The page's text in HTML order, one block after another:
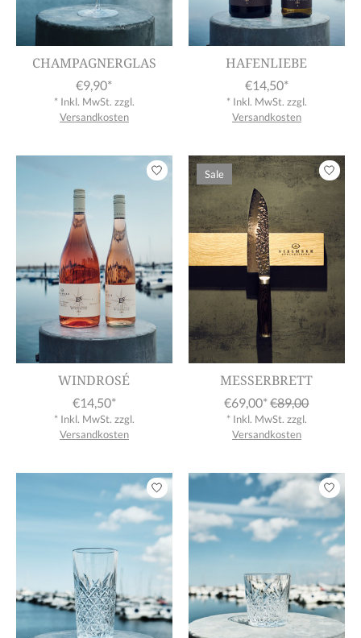
CHAMPAGNERGLAS
€9,90*
* Inkl. MwSt. zzgl.
Versandkosten
HAFENLIEBE
€14,50*
* Inkl. MwSt. zzgl.
Versandkosten
WINDROSÉ
€14,50*
* Inkl. MwSt. zzgl.
Versandkosten
Sale
MESSERBRETT
€69,00*€89,00
* Inkl. MwSt. zzgl.
Versandkosten